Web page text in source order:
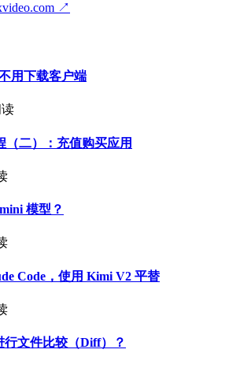
↗
用下载客户端
读
（二）：充值购买应用
模型？
Code，使用 Kimi V2 平替
行文件比较（Diff）？